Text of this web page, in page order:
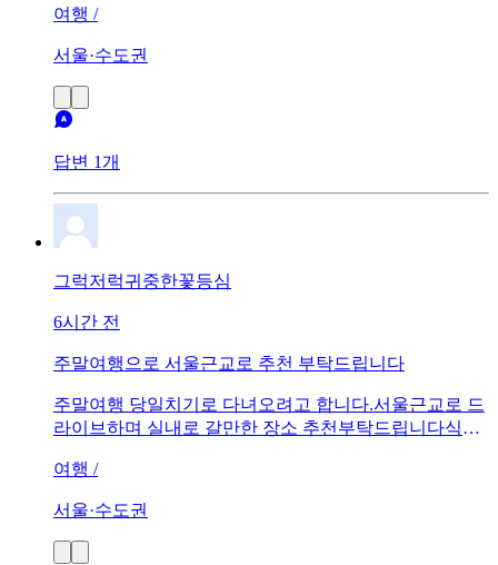
여행 /
서울·수도권
답변 1개
그럭저럭귀중한꽃등심
6시간 전
주말여행으로 서울근교로 추천 부탁드립니다
주말여행 당일치기로 다녀오려고 합니다.서울근교로 드
라이브하며 실내로 갈만한 장소 추천부탁드립니다식당
여행 /
서울·수도권